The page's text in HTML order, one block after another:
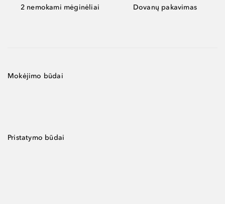
2 nemokami mėginėliai Dovanų pakavimas
Mokėjimo būdai
Pristatymo būdai